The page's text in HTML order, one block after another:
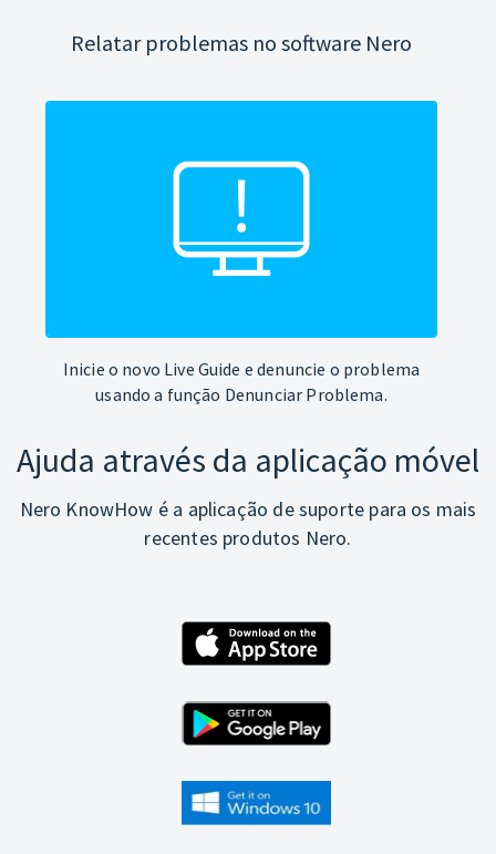
Relatar problemas no software Nero
Inicie o novo Live Guide e denuncie o problema
usando a função Denunciar Problema.
Ajuda através da aplicação móvel
Nero KnowHow é a aplicação de suporte para os mais
recentes produtos Nero.